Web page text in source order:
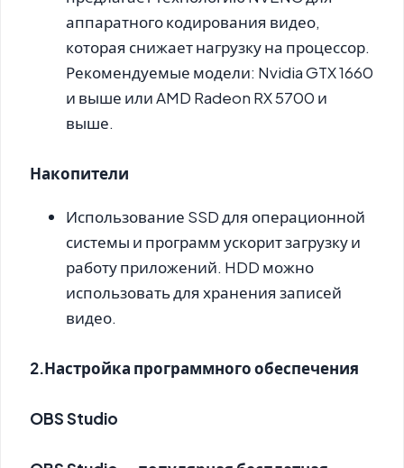
аппаратного кодирования видео,
которая снижает нагрузку на процессор.
Рекомендуемые модели: Nvidia GTX 1660
и выше или AMD Radeon RX 5700 и
выше.
Накопители
Использование SSD для операционной
системы и программ ускорит загрузку и
работу приложений. HDD можно
использовать для хранения записей
видео.
2.Настройка программного обеспечения
OBS Studio